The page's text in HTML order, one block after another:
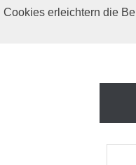
Zum
Cookies erleichtern die